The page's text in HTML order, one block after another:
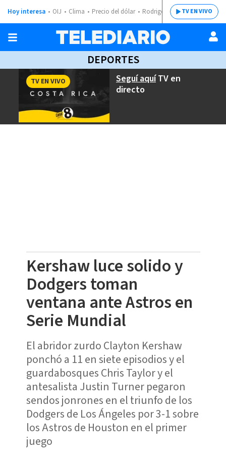
Hoy interesa OIJ Clima Precio del dólar Rodrigo ChavesTV EN VIVO
DEPORTES
Seguí aquíTV en
directo
TV EN VIVO
Kershaw luce solido y
Dodgers toman
ventana ante Astros en
Serie Mundial
El abridor zurdo Clayton Kershaw
ponchó a 11 en siete episodios y el
guardabosques Chris Taylor y el
antesalista Justin Turner pegaron
sendos jonrones en el triunfo de los
Dodgers de Los Ángeles por 3-1 sobre
los Astros de Houston en el primer
juego